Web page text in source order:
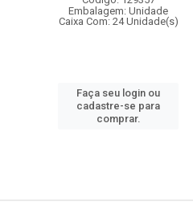
Embalagem: Unidade
Caixa Com: 24 Unidade(s)
Faça seu login ou
cadastre-se para
comprar.